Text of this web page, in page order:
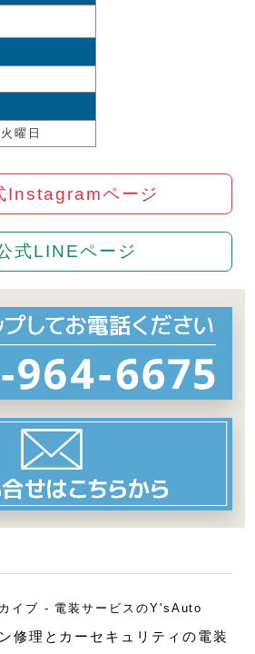
曜日
Instagramページ
式LINEページ
イブ - 電装サービスのY'sAuto
修理とカーセキュリティの電装